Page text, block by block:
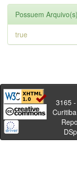
Possuem Arquivo(s)
true
Av.
3165